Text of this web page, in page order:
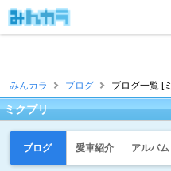
みんカラ ブログ ブログ一覧 [
ミクプリ
ブログ 愛車紹介 アルバム